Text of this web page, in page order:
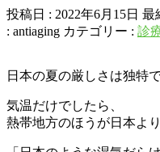
投稿日 : 2022年6月15日 最
: antiaging カテゴリー : 診
日本の夏の厳しさは独特で
気温だけでしたら、
熱帯地方のほうが日本よ